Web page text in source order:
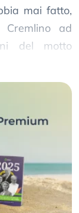
mai fatto,
ad
del motto